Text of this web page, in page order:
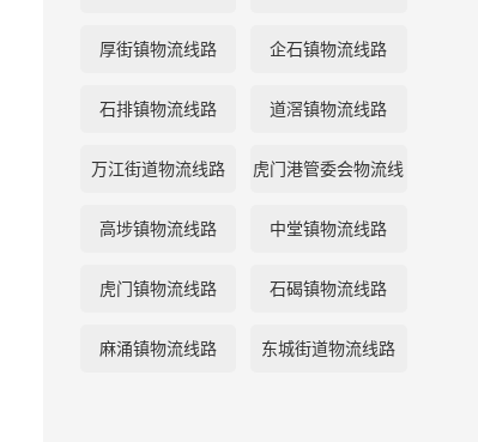
厚街镇物流线路 企石镇物流线路
石排镇物流线路 道滘镇物流线路
万江街道物流线路 虎门港管委会物流线
路
高埗镇物流线路 中堂镇物流线路
虎门镇物流线路 石碣镇物流线路
麻涌镇物流线路 东城街道物流线路